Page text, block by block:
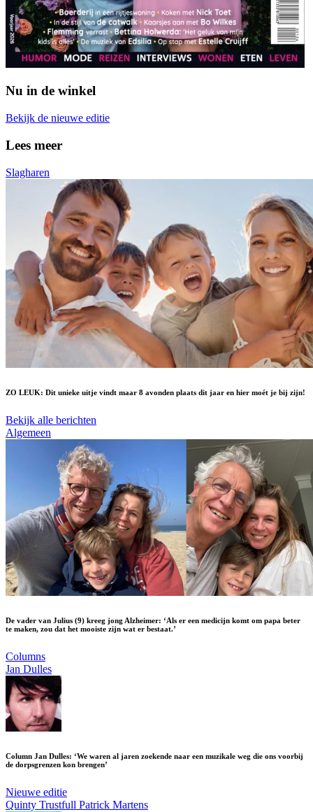
Nu in de winkel
Bekijk de nieuwe editie
Lees meer
Slagharen
ZO LEUK: Dit unieke uitje vindt maar 8 avonden plaats dit jaar en hier moét je bij zijn!
Bekijk alle berichten
Algemeen
De vader van Julius (9) kreeg jong Alzheimer: ‘Als er een medicijn komt om papa beter
te maken, zou dat het mooiste zijn wat er bestaat.’
Columns
Jan Dulles
Column Jan Dulles: ‘We waren al jaren zoekende naar een muzikale weg die ons voorbij
de dorpsgrenzen kon brengen’
Nieuwe editie
Quinty Trustfull Patrick Martens